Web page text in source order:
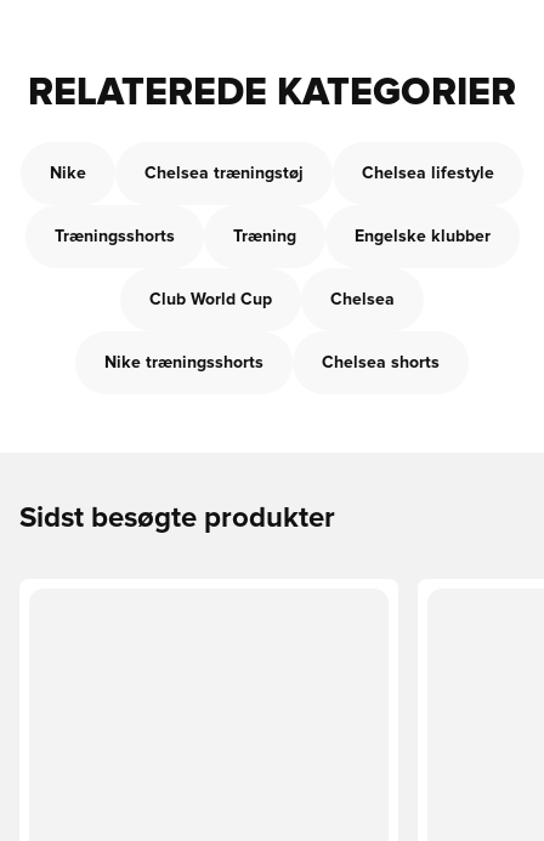
RELATEREDE KATEGORIER
Nike Chelsea træningstøj Chelsea lifestyle
Træningsshorts Træning Engelske klubber
Club World Cup Chelsea
Nike træningsshorts Chelsea shorts
Sidst besøgte produkter